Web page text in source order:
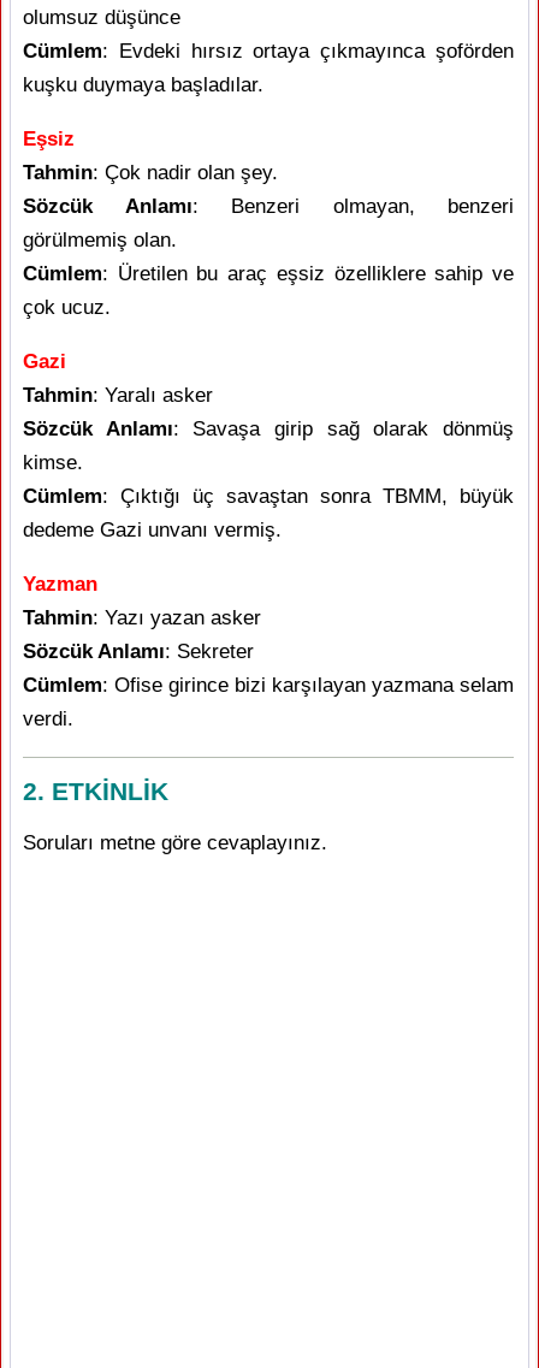
olumsuz düşünce
Cümlem: Evdeki hırsız ortaya çıkmayınca şoförden
kuşku duymaya başladılar.
Eşsiz
Tahmin: Çok nadir olan şey.
Sözcük Anlamı: Benzeri olmayan, benzeri
görülmemiş olan.
Cümlem: Üretilen bu araç eşsiz özelliklere sahip ve
çok ucuz.
Gazi
Tahmin: Yaralı asker
Sözcük Anlamı: Savaşa girip sağ olarak dönmüş
kimse.
Cümlem: Çıktığı üç savaştan sonra TBMM, büyük
dedeme Gazi unvanı vermiş.
Yazman
Tahmin: Yazı yazan asker
Sözcük Anlamı: Sekreter
Cümlem: Ofise girince bizi karşılayan yazmana selam
verdi.
2. ETKİNLİK
Soruları metne göre cevaplayınız.